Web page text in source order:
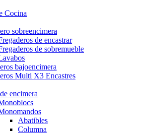
Cocina
sobreencimera
de encastrar
de sobremueble
bajoencimera
Multi X3 Encastres
encimera
Abatibles
Columna